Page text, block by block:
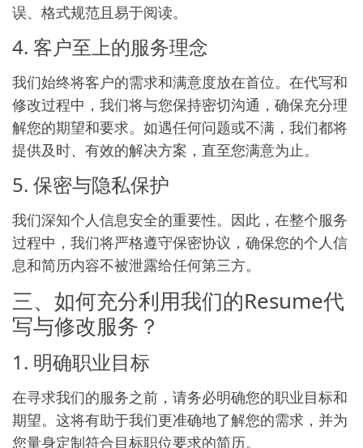
误、格式规范且易于阅读。
4. 客户至上的服务理念
我们始终将客户的需求和满意度放在首位。在代写和
修改过程中，我们将与您保持密切沟通，确保充分理
解您的期望和要求。如遇任何问题或不满，我们都将
提供及时、有效的解决方案，直至您满意为止。
5. 保密与隐私保护
我们深知个人信息安全的重要性。因此，在整个服务
过程中，我们将严格遵守保密协议，确保您的个人信
息和简历内容不被泄露给任何第三方。
三、如何充分利用我们的Resume代
写与修改服务？
1. 明确职业目标
在寻求我们的服务之前，请务必明确您的职业目标和
期望。这将有助于我们更准确地了解您的需求，并为
您量身定制符合目标职位要求的简历。